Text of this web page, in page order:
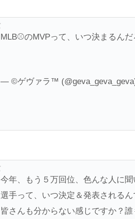
MLB⚾️のMVPって、いつ決まるん
— ©︎ゲヴァラ™️
今年、もう５万回位、色んな人に
選手って、いつ決定＆発表される
皆さんも分からない感じですか？